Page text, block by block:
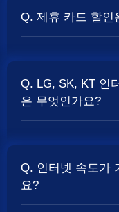
청구되는 경우가 많
Q. 제휴 카드 할인
서 일정 금액이 할인
통신사 정책에 따라
Q. LG, SK, KT 인
은 무엇인가요?
스에서 주소를 입력
인하실 수 있습니다.
Q. 인터넷 속도가
요?